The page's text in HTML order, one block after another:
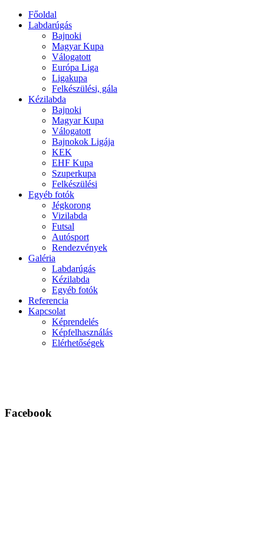
Főoldal
Labdarúgás
Bajnoki
Magyar Kupa
Válogatott
Európa Liga
Ligakupa
Felkészülési, gála
Kézilabda
Bajnoki
Magyar Kupa
Válogatott
Bajnokok Ligája
KEK
EHF Kupa
Szuperkupa
Felkészülési
Egyéb fotók
Jégkorong
Vizilabda
Futsal
Autósport
Rendezvények
Galéria
Labdarúgás
Kézilabda
Egyéb fotók
Referencia
Kapcsolat
Képrendelés
Képfelhasználás
Elérhetőségek
Facebook